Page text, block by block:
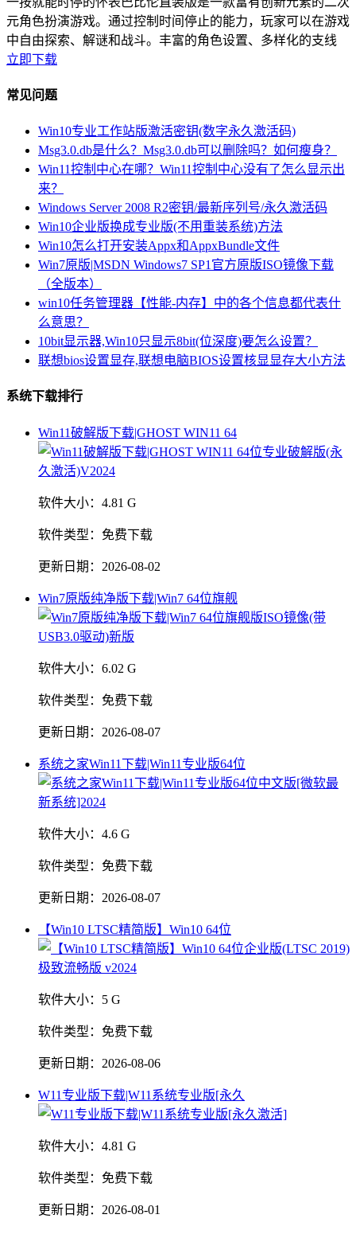
元角色扮演游戏。通过控制时间停止的能力，玩家可以在游戏
中自由探索、解谜和战斗。丰富的角色设置、多样化的支线
立即下载
常见问题
Win10专业工作站版激活密钥(数字永久激活码)
Msg3.0.db是什么？Msg3.0.db可以删除吗？如何瘦身？
Win11控制中心在哪？Win11控制中心没有了怎么显示出
来？
Windows Server 2008 R2密钥/最新序列号/永久激活码
Win10企业版换成专业版(不用重装系统)方法
Win10怎么打开安装Appx和AppxBundle文件
Win7原版|MSDN Windows7 SP1官方原版ISO镜像下载
（全版本）
win10任务管理器【性能-内存】中的各个信息都代表什
么意思？
10bit显示器,Win10只显示8bit(位深度)要怎么设置？
联想bios设置显存,联想电脑BIOS设置核显显存大小方法
系统下载排行
Win11破解版下载|GHOST WIN11 64
软件大小： 4.81 G
软件类型： 免费下载
更新日期： 2026-08-02
Win7原版纯净版下载|Win7 64位旗舰
软件大小： 6.02 G
软件类型： 免费下载
更新日期： 2026-08-07
系统之家Win11下载|Win11专业版64位
软件大小： 4.6 G
软件类型： 免费下载
更新日期： 2026-08-07
【Win10 LTSC精简版】Win10 64位
软件大小： 5 G
软件类型： 免费下载
更新日期： 2026-08-06
W11专业版下载|W11系统专业版[永久
软件大小： 4.81 G
软件类型： 免费下载
更新日期： 2026-08-01